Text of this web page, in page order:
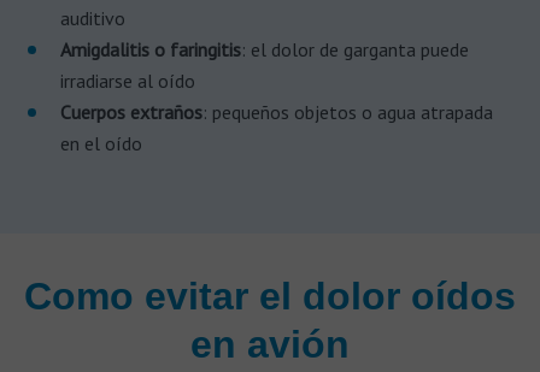
auditivo
Amigdalitis o faringitis: el dolor de garganta puede
irradiarse al oído
Cuerpos extraños: pequeños objetos o agua atrapada
en el oído
Como evitar el dolor oídos
en avión​